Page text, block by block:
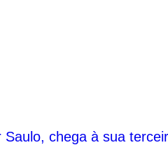
Saulo, chega à sua